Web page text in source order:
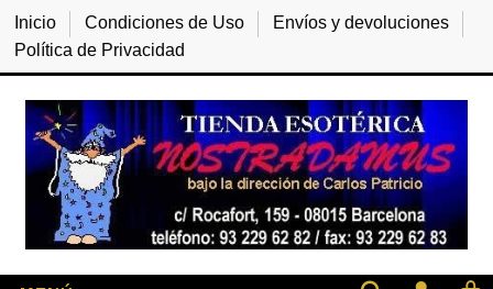
Inicio Condiciones de Uso
Envíos y devoluciones
Política de Privacidad